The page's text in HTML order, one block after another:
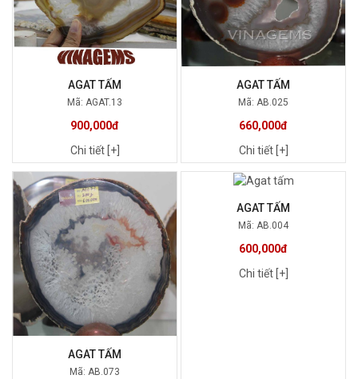
AGAT TẤM
Mã: AGAT.13
900,000đ
Chi tiết [+]
AGAT TẤM
Mã: AB.025
660,000đ
Chi tiết [+]
AGAT TẤM
Mã: AB.073
AGAT TẤM
Mã: AB.004
600,000đ
Chi tiết [+]